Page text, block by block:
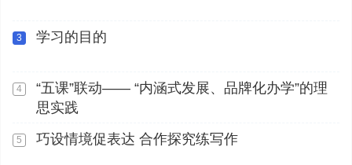
3 学习的目的
4
“五课”联动—— “内涵式发展、品牌化办学”的理
思实践
5 巧设情境促表达 合作探究练写作